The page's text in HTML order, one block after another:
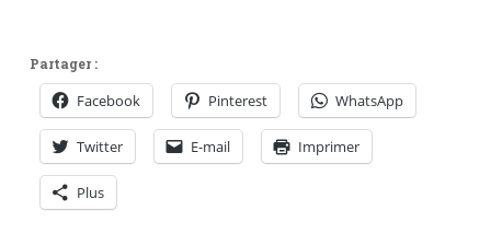
Partager :
Facebook Pinterest WhatsApp
Twitter E-mail Imprimer
Plus